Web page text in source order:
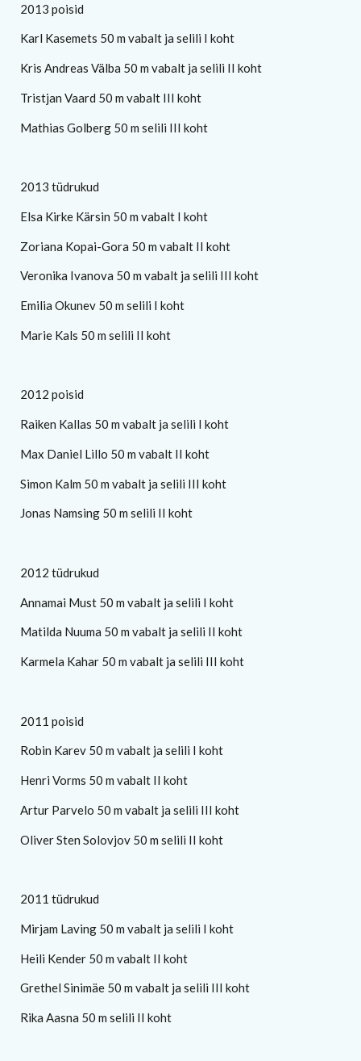
2013 poisid
Karl Kasemets 50 m vabalt ja selili I koht
Kris Andreas Välba 50 m vabalt ja selili II koht
Tristjan Vaard 50 m vabalt III koht
Mathias Golberg 50 m selili III koht
2013 tüdrukud
Elsa Kirke Kärsin 50 m vabalt I koht
Zoriana Kopai-Gora 50 m vabalt II koht
Veronika Ivanova 50 m vabalt ja selili III koht
Emilia Okunev 50 m selili I koht
Marie Kals 50 m selili II koht
2012 poisid
Raiken Kallas 50 m vabalt ja selili I koht
Max Daniel Lillo 50 m vabalt II koht
Simon Kalm 50 m vabalt ja selili III koht
Jonas Namsing 50 m selili II koht
2012 tüdrukud
Annamai Must 50 m vabalt ja selili I koht
Matilda Nuuma 50 m vabalt ja selili II koht
Karmela Kahar 50 m vabalt ja selili III koht
2011 poisid
Robin Karev 50 m vabalt ja selili I koht
Henri Vorms 50 m vabalt II koht
Artur Parvelo 50 m vabalt ja selili III koht
Oliver Sten Solovjov 50 m selili II koht
2011 tüdrukud
Mirjam Laving 50 m vabalt ja selili I koht
Heili Kender 50 m vabalt II koht
Grethel Sinimäe 50 m vabalt ja selili III koht
Rika Aasna 50 m selili II koht